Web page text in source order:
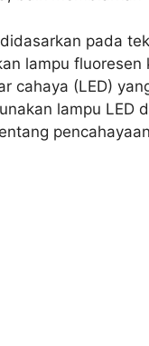
pada
lampu
cahaya (LED)
lampu